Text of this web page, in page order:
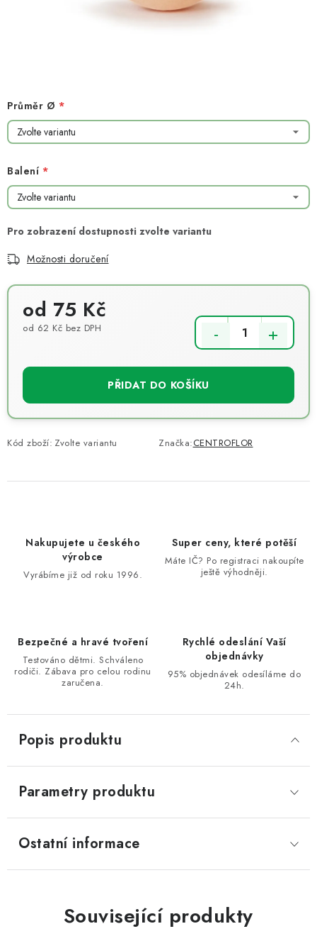
Hodnocení obchodu
Podmínky ochrany osobních údajů
Jak získat lepší ceny?
Moje objednávka
Průměr Ø
Balení
Možnosti doručení
od 75 Kč
od 62 Kč bez DPH
PŘIDAT DO KOŠÍKU
Kód zboží: Zvolte variantu Značka:CENTROFLOR
Nakupujete u českého
výrobce
Vyrábíme již od roku 1996.
Super ceny, které potěší
Máte IČ? Po registraci nakoupíte
ještě výhodněji.
Bezpečné a hravé tvoření
Testováno dětmi. Schváleno
rodiči. Zábava pro celou rodinu
zaručena.
Rychlé odeslání Vaší
objednávky
95% objednávek odesíláme do
24h.
Popis produktu
Parametry produktu
Ostatní informace
Související produkty